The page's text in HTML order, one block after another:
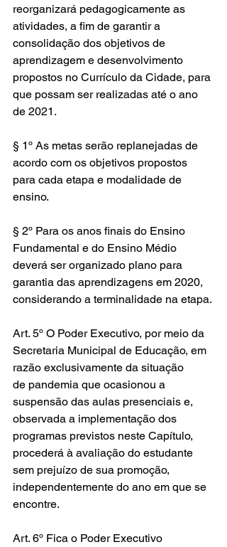
reorganizará pedagogicamente as
atividades, a fim de garantir a
consolidação dos objetivos de
aprendizagem e desenvolvimento
propostos no Currículo da Cidade, para
que possam ser realizadas até o ano
de 2021.
§ 1º As metas serão replanejadas de
acordo com os objetivos propostos
para cada etapa e modalidade de
ensino.
§ 2º Para os anos finais do Ensino
Fundamental e do Ensino Médio
deverá ser organizado plano para
garantia das aprendizagens em 2020,
considerando a terminalidade na etapa.
Art. 5º O Poder Executivo, por meio da
Secretaria Municipal de Educação, em
razão exclusivamente da situação
de pandemia que ocasionou a
suspensão das aulas presenciais e,
observada a implementação dos
programas previstos neste Capítulo,
procederá à avaliação do estudante
sem prejuízo de sua promoção,
independentemente do ano em que se
encontre.
Art. 6º Fica o Poder Executivo